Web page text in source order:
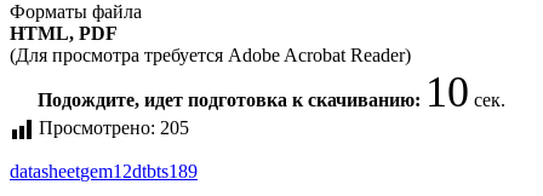
Форматы файла
HTML, PDF
(Для просмотра требуется Adobe Acrobat Reader)
Подождите, идет подготовка к скачиванию: 10 сек.
Просмотрено: 205
datasheetgem12dtbts189